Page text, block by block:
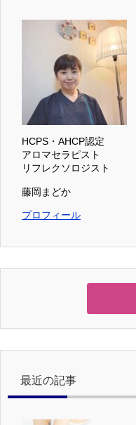
HCPS・AHCP認定
アロマセラピスト
リフレクソロジスト
藤岡まどか
プロフィール
最近の記事